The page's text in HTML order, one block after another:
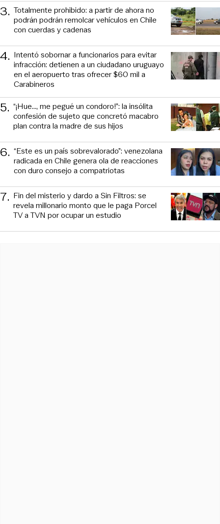
3. Totalmente prohibido: a partir de ahora no
podrán podrán remolcar vehículos en Chile
con cuerdas y cadenas
4. Intentó sobornar a funcionarios para evitar
infracción: detienen a un ciudadano uruguayo
en el aeropuerto tras ofrecer $60 mil a
Carabineros
5. “¡Hue..., me pegué un condoro!”: la insólita
confesión de sujeto que concretó macabro
plan contra la madre de sus hijos
6. “Este es un país sobrevalorado”: venezolana
radicada en Chile genera ola de reacciones
con duro consejo a compatriotas
7. Fin del misterio y dardo a Sin Filtros: se
revela millonario monto que le paga Porcel
TV a TVN por ocupar un estudio